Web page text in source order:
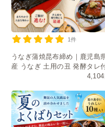
うなぎ蒲焼昆布締め｜鹿児島
産 うなぎ 土用の丑 発酵タレ
4,104
1件